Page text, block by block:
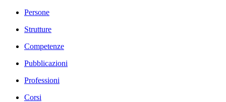
Persone
Strutture
Competenze
Pubblicazioni
Professioni
Corsi